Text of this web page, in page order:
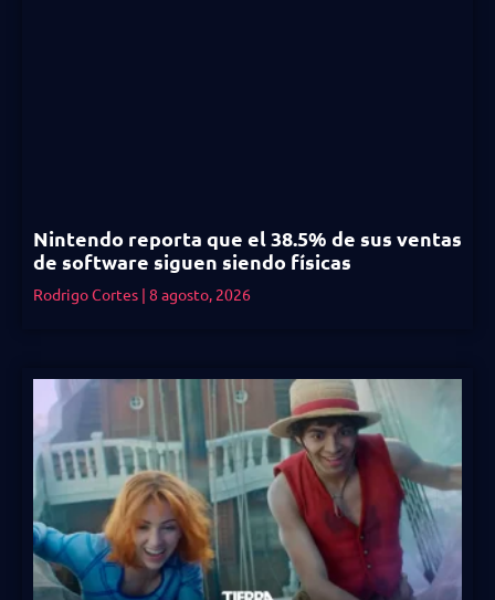
Nintendo reporta que el 38.5% de sus ventas
de software siguen siendo físicas
Rodrigo Cortes 8 agosto, 2026